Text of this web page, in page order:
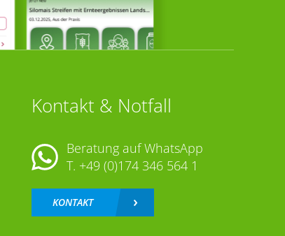
Kontakt & Notfall
Beratung auf WhatsApp
T. +49 (0)174 346 564 1
KONTAKT